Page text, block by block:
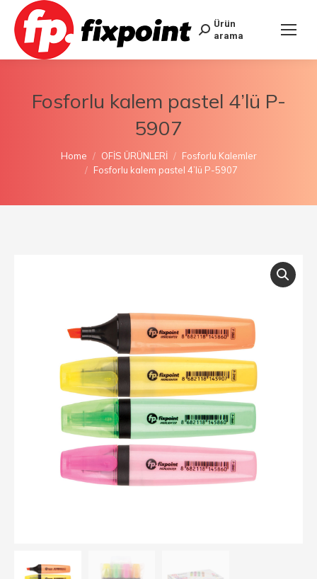
Ürün
arama
Fosforlu kalem pastel 4’lü P-
5907
You are here:
Home OFİS ÜRÜNLERİ
Fosforlu Kalemler
Fosforlu kalem pastel 4’lü P-5907